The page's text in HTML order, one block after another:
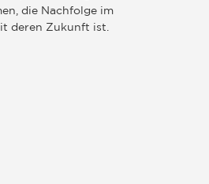
die Nachfolge im
deren Zukunft ist.